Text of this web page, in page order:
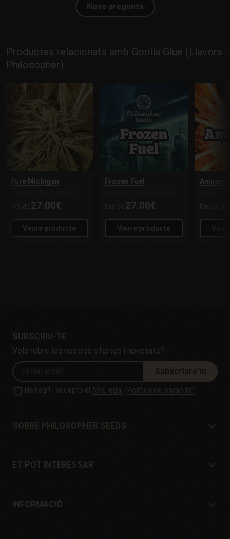
Nova pregunta
Productes relacionats amb Gorilla Glue (Llavors
Philosopher)
Pure Michigan
Des de 27.00€
Veure producte
Frozen Fuel
Des de 27.00€
Veure producte
Des de
SUBSCRIU-TE
Vols rebre les nostres ofertes i novetats?
Subscriure'm
He llegit i accepto el Avís legal i Política de privacitat
SOBRE PHILOSOPHER SEEDS
Situació i Contacte
ET POT INTERESSAR
Ofertes
INFORMACIÓ